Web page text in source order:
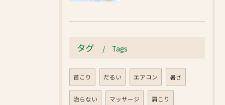
タグ Tags
首こり だるい エアコン 暑さ
治らない マッサージ 肩こり